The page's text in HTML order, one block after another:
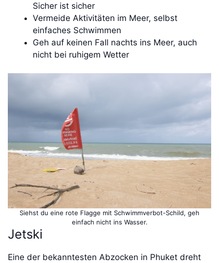
Sicher ist sicher
Vermeide Aktivitäten im Meer, selbst
einfaches Schwimmen
Geh auf keinen Fall nachts ins Meer, auch
nicht bei ruhigem Wetter
Siehst du eine rote Flagge mit Schwimmverbot-Schild, geh
einfach nicht ins Wasser.
Jetski
Eine der bekanntesten Abzocken in Phuket dreht